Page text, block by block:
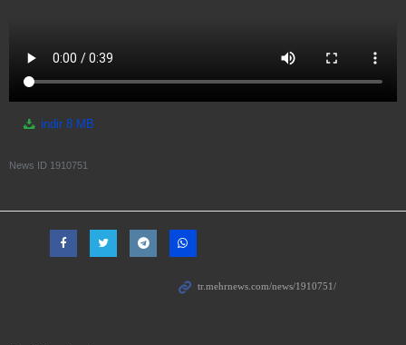
indir 8 MB
News ID 1910751